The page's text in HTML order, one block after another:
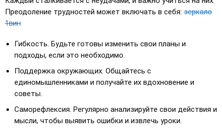
Преодоление трудностей может включать в себя:зеркало
1вин
Гибкость. Будьте готовы изменить свои планы и
подходы, если это необходимо.
Поддержка окружающих. Общайтесь с
единомышленниками и получайте их вдохновение и
советы.
Саморефлексия. Регулярно анализируйте свои действия и
мысли, чтобы выявить ошибки и извлечь уроки.